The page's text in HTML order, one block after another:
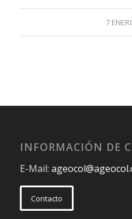
7
INFORMACIÓN DE
E-Mail:
Contacto